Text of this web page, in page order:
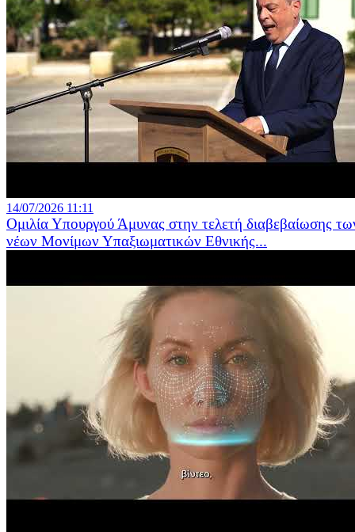
14/07/2026 11:11
Ομιλία Υπουργού Άμυνας στην τελετή διαβεβαίωσης
νέων Μονίμων Υπαξιωματικών Εθνικής...